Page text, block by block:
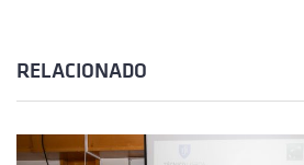
RELACIONADO